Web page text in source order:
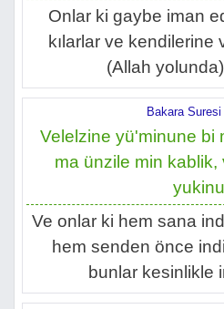
Onlar ki gaybe iman
kılarlar ve kendilerine
(Allah
Bakara
Velelzine yü'minune bi
ma ünzile min kablik,
Ve onlar ki hem sana
hem senden önce
bunlar kesinlikle